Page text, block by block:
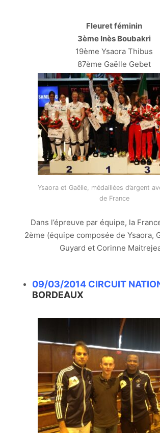
Fleuret féminin
3ème Inès Boubakri
19ème Ysaora Thibus
87ème Gaëlle Gebet
Ysaora et Gaëlle, médaillées d’argent
de France
Dans l’épreuve par équipe, la
2ème (équipe composée de Ysaora,
Guyard et Corinne
09/03/2014 CIRCUIT
BORDEAUX